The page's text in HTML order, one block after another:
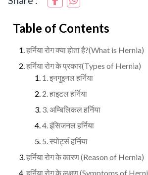
Table of Contents
हर्निया रोग क्या होता है?(What is Hernia)
हर्निया रोग के प्रकार(Types of Hernia)
1. इनगुइनल हर्निया
2. हाइटल हर्निया
3. अम्बिलिकल हर्निया
4. इंसिजनल हर्निया
5. स्पोर्ट्स हर्निया
हर्निया रोग के कारण (Reason of Hernia)
हर्निया रोग के लक्षण (Symptoms of